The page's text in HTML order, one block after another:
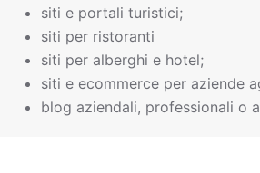
siti e portali turistici;
siti per ristoranti
siti per alberghi e hotel;
siti e ecommerce per aziende
blog aziendali, professionali o